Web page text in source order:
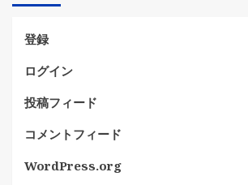
ー
登録
ログイン
投稿フィード
コメントフィード
WordPress.org